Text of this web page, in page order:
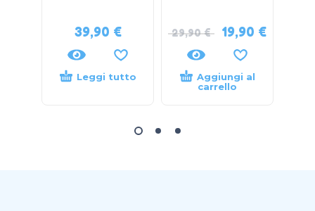
39,90 €
Leggi tutto
29,90€ 19,90 €
Aggiungi al
carrello